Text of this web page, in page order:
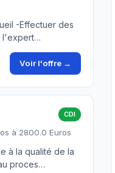
-Effectuer des
l'expert…
Voir l'offre →
CDI
à 2800.0 Euros
à la qualité de la
proces…